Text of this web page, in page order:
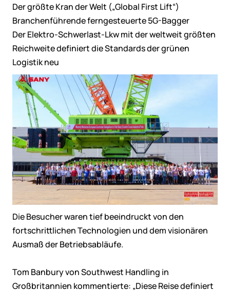
Der größte Kran der Welt („Global First Lift“)
Branchenführende ferngesteuerte 5G-Bagger
Der Elektro-Schwerlast-Lkw mit der weltweit größten
Reichweite definiert die Standards der grünen
Logistik neu
Die Besucher waren tief beeindruckt von den
fortschrittlichen Technologien und dem visionären
Ausmaß der Betriebsabläufe.
Tom Banbury von Southwest Handling in
Großbritannien kommentierte: „Diese Reise definiert